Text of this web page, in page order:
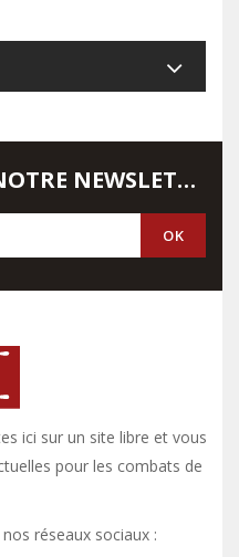
INSCRIVEZ-VOUS À NOTRE NEWSLETTER
ici sur un site libre et vous y
pour les combats de
réseaux sociaux :